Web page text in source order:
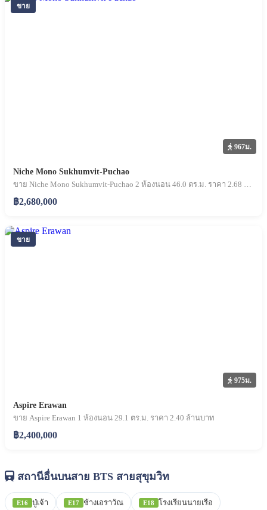
ขาย
967ม.
Niche Mono Sukhumvit-Puchao
ขาย Niche Mono Sukhumvit-Puchao 2 ห้องนอน 46.0 ตร.ม. ราคา 2.68 ล้านบาท
฿2,680,000
ขาย
975ม.
Aspire Erawan
ขาย Aspire Erawan 1 ห้องนอน 29.1 ตร.ม. ราคา 2.40 ล้านบาท
฿2,400,000
สถานีอื่นบนสาย BTS สายสุขุมวิท
E16 ปู่เจ้า E17 ช้างเอราวัณ E18 โรงเรียนนายเรือ